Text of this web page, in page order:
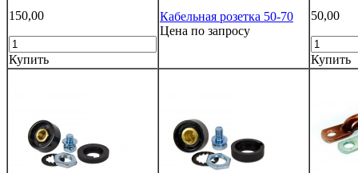
150,00
Купить
Кабельная розетка 50-70
Цена по запросу
50,00
Купить